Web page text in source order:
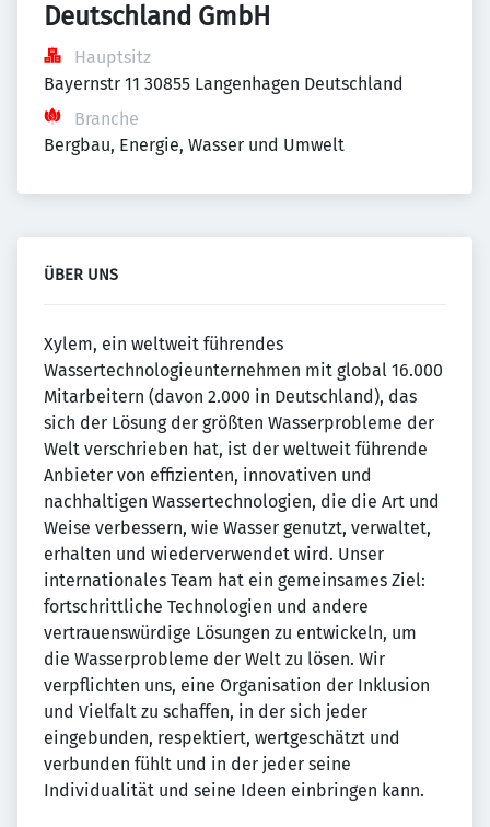
Deutschland GmbH
Hauptsitz
Bayernstr 11 30855 Langenhagen Deutschland
Branche
Bergbau, Energie, Wasser und Umwelt
ÜBER UNS
Xylem, ein weltweit führendes
Wassertechnologieunternehmen mit global 16.000
Mitarbeitern (davon 2.000 in Deutschland), das
sich der Lösung der größten Wasserprobleme der
Welt verschrieben hat, ist der weltweit führende
Anbieter von effizienten, innovativen und
nachhaltigen Wassertechnologien, die die Art und
Weise verbessern, wie Wasser genutzt, verwaltet,
erhalten und wiederverwendet wird. Unser
internationales Team hat ein gemeinsames Ziel:
fortschrittliche Technologien und andere
vertrauenswürdige Lösungen zu entwickeln, um
die Wasserprobleme der Welt zu lösen. Wir
verpflichten uns, eine Organisation der Inklusion
und Vielfalt zu schaffen, in der sich jeder
eingebunden, respektiert, wertgeschätzt und
verbunden fühlt und in der jeder seine
Individualität und seine Ideen einbringen kann.